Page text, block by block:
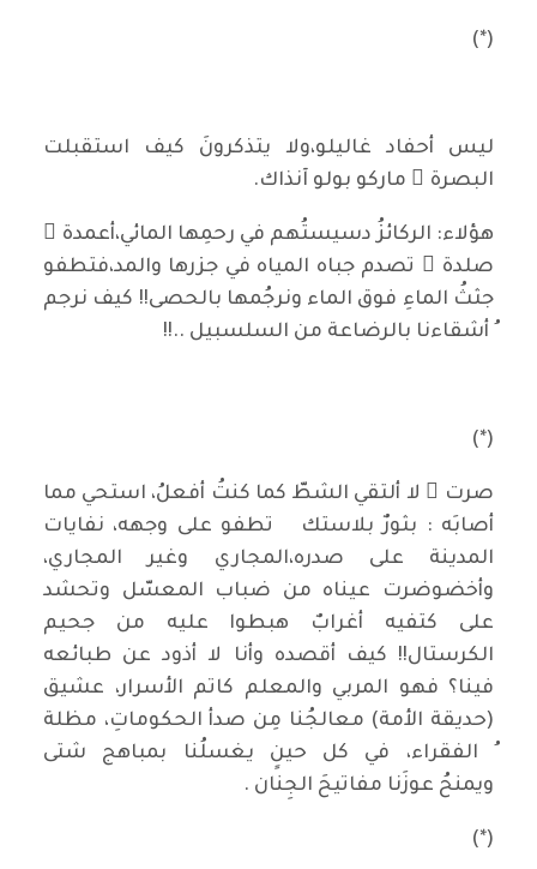
(*)
ليس أحفاد غاليلو،ولا يتذكرونَ كيف استقبلت
البصرة ُ ماركو بولو آنذاك.
هؤلاء: الركائزُ دسيستُهم في رحمِها المائي،أعمدة ٌ
صلدة ٌ تصدم جباه المياه في جزرها والمد،فتطفو
جثثُ الماءِ فوق الماء ونرجُمها بالحصى!! كيف نرجم
ُ أشقاءنا بالرضاعة من السلسبيل ..!!
(*)
صرت ُ لا ألتقي الشطّ كما كنتُ أفعلُ، استحي مما
أصابَه : بثورٌ بلاستك تطفو على وجهه، نفايات
المدينة على صدره،المجاري وغير المجاري،
وأخضوضرت عيناه من ضباب المعسّل وتحشد
على كتفيه أغرابٌ هبطوا عليه من جحيم
الكرستال!! كيف أقصده وأنا لا أذود عن طبائعه
فينا؟ فهو المربي والمعلم كاتم الأسرار، عشيق
(حديقة الأمة) معالجُنا مِن صدأ الحكوماتِ، مظلة
ُ الفقراء، في كل حينٍ يغسلُنا بمباهج شتى
ويمنحُ عوزَنا مفاتيحَ الجِنان .
(*)